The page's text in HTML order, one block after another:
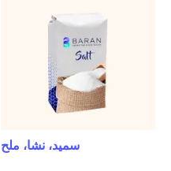
سميد، نشا، ملح